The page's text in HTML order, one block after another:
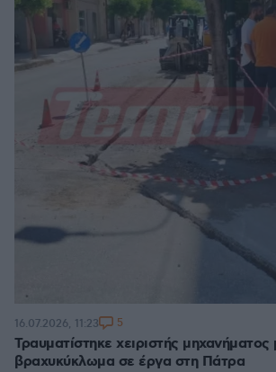
Τραυματίστηκε χειριστής
βραχυκύκλωμα σε έργα στη Πάτρα
16.07.2026, 11:23 5